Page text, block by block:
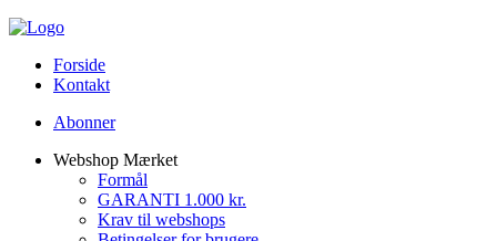
Forside
Kontakt
Abonner
Webshop Mærket
Formål
GARANTI 1.000 kr.
Krav til webshops